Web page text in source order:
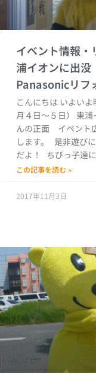
イベント情報・
浦イオンに出没
こんにちは いよい
月４日～５日） 東
んの正面 イベント
します。 是非遊び
だよ！ ちびっ子達
この記事を読む »
2017年11月3日